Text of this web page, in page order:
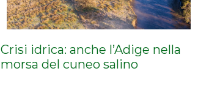
Crisi idrica: anche l’Adige nella
morsa del cuneo salino